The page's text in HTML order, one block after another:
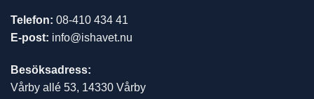
Telefon: 08-410 434 41
E-post: info@ishavet.nu
Besöksadress:
Vårby allé 53, 14330 Vårby